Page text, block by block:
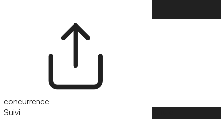
concurrence
Suivi